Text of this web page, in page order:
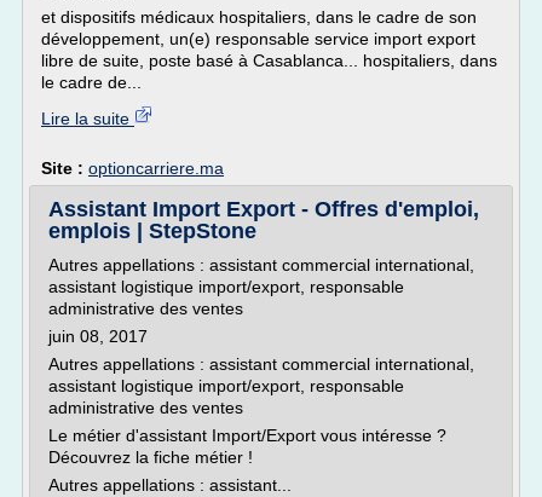
et dispositifs médicaux hospitaliers, dans le cadre de son
développement, un(e) responsable service import export
libre de suite, poste basé à Casablanca... hospitaliers, dans
le cadre de...
Lire la suite
Site : optioncarriere.ma
Assistant Import Export - Offres d'emploi,
emplois | StepStone
Autres appellations : assistant commercial international,
assistant logistique import/export, responsable
administrative des ventes
juin 08, 2017
Autres appellations : assistant commercial international,
assistant logistique import/export, responsable
administrative des ventes
Le métier d'assistant Import/Export vous intéresse ?
Découvrez la fiche métier !
Autres appellations : assistant...